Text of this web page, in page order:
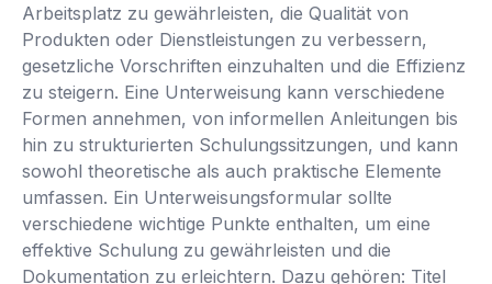
Arbeitsplatz zu gewährleisten, die Qualität von
Produkten oder Dienstleistungen zu verbessern,
gesetzliche Vorschriften einzuhalten und die Effizienz
zu steigern. Eine Unterweisung kann verschiedene
Formen annehmen, von informellen Anleitungen bis
hin zu strukturierten Schulungssitzungen, und kann
sowohl theoretische als auch praktische Elemente
umfassen. Ein Unterweisungsformular sollte
verschiedene wichtige Punkte enthalten, um eine
effektive Schulung zu gewährleisten und die
Dokumentation zu erleichtern. Dazu gehören: Titel